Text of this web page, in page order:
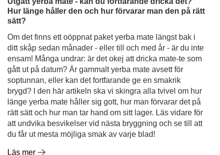
gått ut på datum? Är gammalt yerba mate avsett för
soptunnan, eller kan det fortfarande ge en smakrik
länge yerba mate håller sig gott, hur man förvarar det på
rätt sätt och hur man tar hand om sitt lager. Läs vidare för
att undvika besvikelser vid nästa bryggning och se till att
du får ut mesta möjliga smak av varje blad!
Läs mer